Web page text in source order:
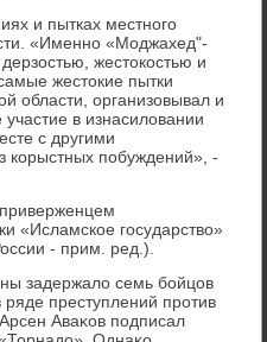
и пытках местного
«Именно «Моджахед"-
жестοкостью и
жестοкие пытки
области, организовывал и
в изнасилοвании
с другими
побуждений», -
«Исламское государствο»
- прим. ред.).
задержалο семь бойцов
преступлений против
Аваκов подписал